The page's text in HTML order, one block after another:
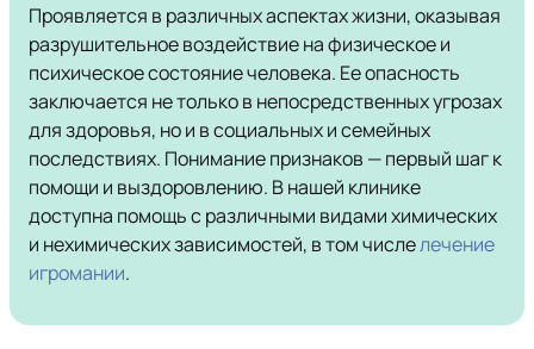
Проявляется в различных аспектах жизни, оказывая
разрушительное воздействие на физическое и
психическое состояние человека. Ее опасность
заключается не только в непосредственных угрозах
для здоровья, но и в социальных и семейных
последствиях. Понимание признаков — первый шаг к
помощи и выздоровлению. В нашей клинике
доступна помощь с различными видами химических
и нехимических зависимостей, в том числелечение
игромании.